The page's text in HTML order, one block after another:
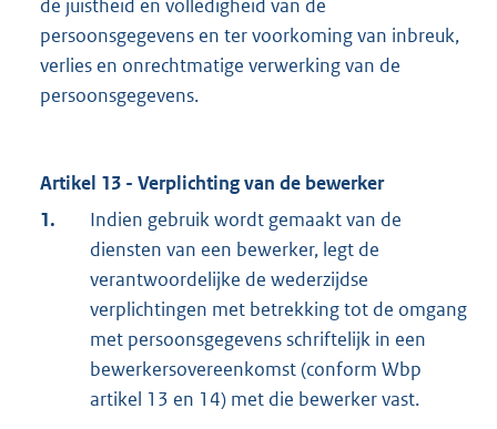
de juistheid en volledigheid van de
persoonsgegevens en ter voorkoming van inbreuk,
verlies en onrechtmatige verwerking van de
persoonsgegevens.
Artikel 13 - Verplichting van de bewerker
1.
Indien gebruik wordt gemaakt van de
diensten van een bewerker, legt de
verantwoordelijke de wederzijdse
verplichtingen met betrekking tot de omgang
met persoonsgegevens schriftelijk in een
bewerkersovereenkomst (conform Wbp
artikel 13 en 14) met die bewerker vast.